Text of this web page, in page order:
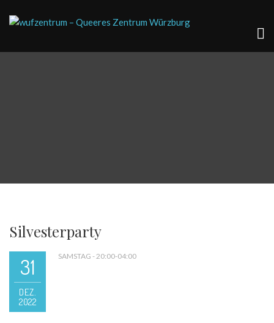
Silvesterparty
31
DEZ.
2022
SAMSTAG - 20:00-04:00